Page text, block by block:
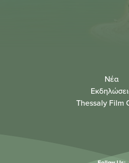
Νέα
Thessaly Film